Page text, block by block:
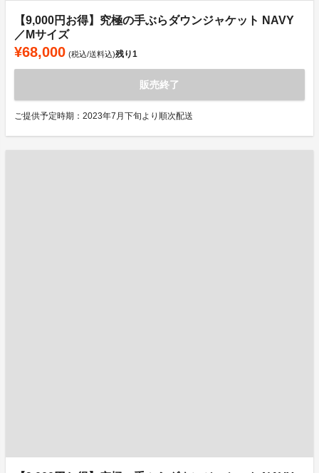
【9,000円お得】究極の手ぶらダウンジャケット NAVY
／Mサイズ
¥68,000 (税込/送料込)残り1
販売終了
ご提供予定時期：2023年7月下旬より順次配送